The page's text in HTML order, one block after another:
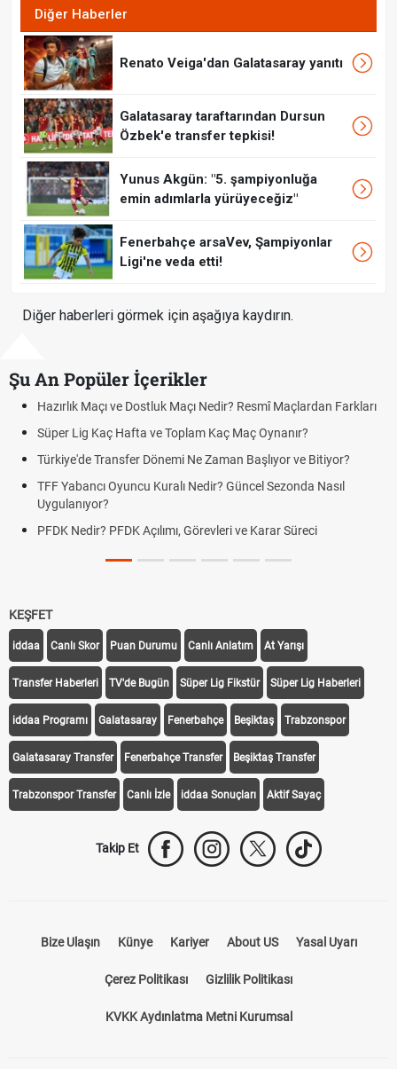
Diğer Haberler
Renato Veiga'dan Galatasaray yanıtı
Galatasaray taraftarından Dursun
Özbek'e transfer tepkisi!
Yunus Akgün: "5. şampiyonluğa
emin adımlarla yürüyeceğiz"
Fenerbahçe arsaVev, Şampiyonlar
Ligi'ne veda etti!
Diğer haberleri görmek için aşağıya kaydırın.
Şu An Popüler İçerikler
Hazırlık Maçı ve Dostluk Maçı Nedir? Resmî Maçlardan Farkları
Süper Lig Kaç Hafta ve Toplam Kaç Maç Oynanır?
Türkiye'de Transfer Dönemi Ne Zaman Başlıyor ve Bitiyor?
TFF Yabancı Oyuncu Kuralı Nedir? Güncel Sezonda Nasıl
Uygulanıyor?
PFDK Nedir? PFDK Açılımı, Görevleri ve Karar Süreci
KEŞFET
iddaa Canlı Skor Puan Durumu Canlı Anlatım At Yarışı
Transfer Haberleri TV'de Bugün Süper Lig Fikstür Süper Lig Haberleri
iddaa Programı Galatasaray Fenerbahçe Beşiktaş Trabzonspor
Galatasaray Transfer Fenerbahçe Transfer Beşiktaş Transfer
Trabzonspor Transfer Canlı İzle iddaa Sonuçları Aktif Sayaç
Takip Et
Bize Ulaşın Künye Kariyer About US Yasal Uyarı
Çerez Politikası Gizlilik Politikası
KVKK Aydınlatma Metni Kurumsal